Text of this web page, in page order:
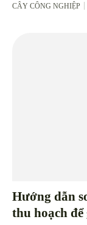
CÂY CÔNG NGHIỆP
Hướng dẫn
thu hoạch